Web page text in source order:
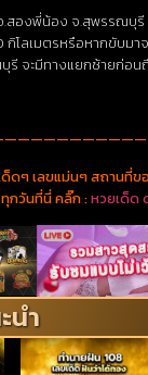
.สองพี่น้อง จ.สุพรรณบุ
โลเมตรหรือหากขับมา
จะมีทางแยกซ้ายก่อน
ดๆ เลขแม่นๆ สถานที่ข
กวันที่นี่ คลิ๊ก :หวยเด็ด
นำ